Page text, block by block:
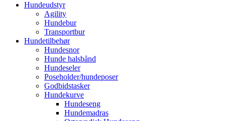
Hundeudstyr
Agility
Hundebur
Transportbur
Hundetilbehør
Hundesnor
Hunde halsbånd
Hundeseler
Poseholder/hundeposer
Godbidstasker
Hundekurve
Hundeseng
Hundemadras